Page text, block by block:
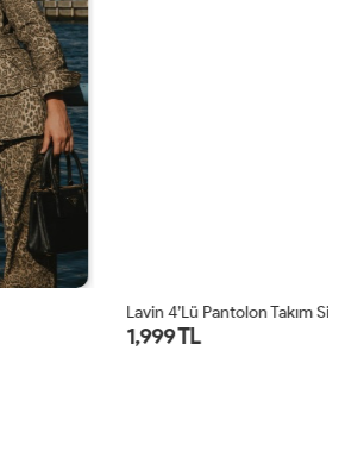
4’lü Pantolon Takım Siyah